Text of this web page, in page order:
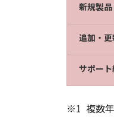
新規製
追加・
サポート
※1 複数